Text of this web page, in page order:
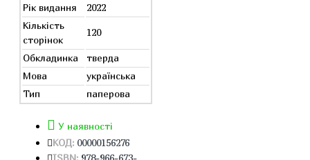
Рік видання
2022
Кількість
сторінок
120
Обкладинка
тверда
Мова
українська
Тип
паперова
У наявності
КОД: 00000156276
ISBN: 978-966-673-